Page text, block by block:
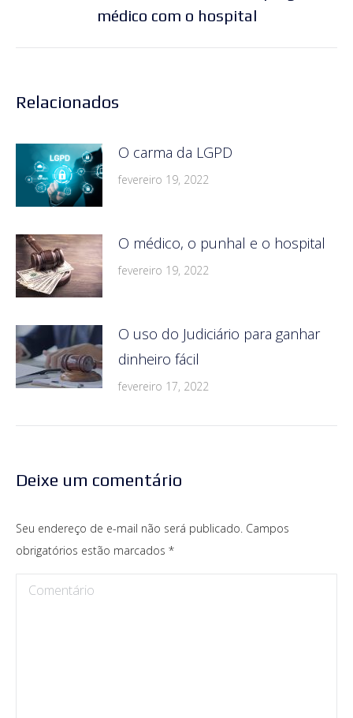
post:
médico com o hospital
Relacionados
O carma da LGPD
fevereiro 19, 2022
O médico, o punhal e o hospital
fevereiro 19, 2022
O uso do Judiciário para ganhar
dinheiro fácil
fevereiro 17, 2022
Deixe um comentário
Seu endereço de e-mail não será publicado. Campos
obrigatórios estão marcados *
Comentário